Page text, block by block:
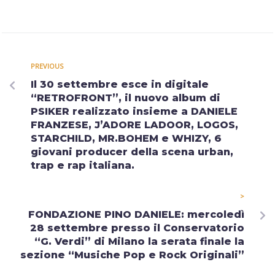
PREVIOUS
Il 30 settembre esce in digitale
“RETROFRONT”, il nuovo album di
PSIKER realizzato insieme a DANIELE
FRANZESE, J’ADORE LADOOR, LOGOS,
STARCHILD, MR.BOHEM e WHIZY, 6
giovani producer della scena urban,
trap e rap italiana.
>
FONDAZIONE PINO DANIELE: mercoledì
28 settembre presso il Conservatorio
“G. Verdi” di Milano la serata finale la
sezione “Musiche Pop e Rock Originali”